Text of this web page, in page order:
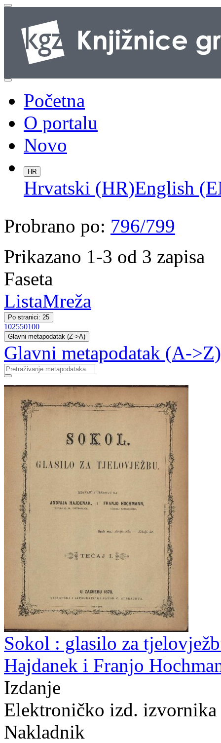
Početna
O portalu
Novo
HR
Hrvatski (HR)English
Probrano po: 796/799
Prikazano 1-3 od 3 zapisa
Faseta
ListaMreža
Po stranici: 25
102550100
Glavni metapodatak (Z->A)
Glavni metapodatak (A->Z)
Sokol : glasilo za
Hajdanek i Franjo
Izdanje
Elektroničko izd.
Nakladnik